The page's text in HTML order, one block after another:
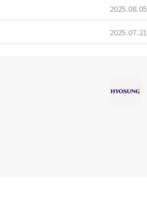
2025.08.05
2025.07.21